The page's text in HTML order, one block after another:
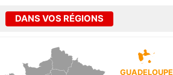
DANS VOS RÉGIONS
GUADELOUPE